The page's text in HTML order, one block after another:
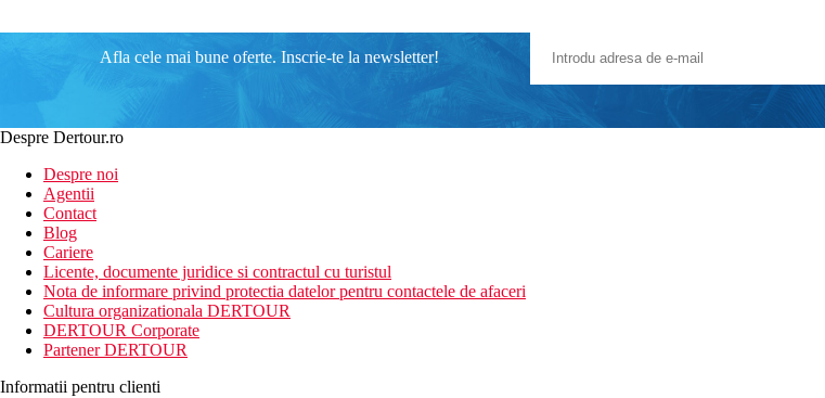
Afla cele mai bune oferte. Inscrie-te la newsletter!
Despre Dertour.ro
Despre noi
Agentii
Contact
Blog
Cariere
Licente, documente juridice si contractul cu turistul
Nota de informare privind protectia datelor pentru contactele de afaceri
Cultura organizationala DERTOUR
DERTOUR Corporate
Partener DERTOUR
Informatii pentru clienti